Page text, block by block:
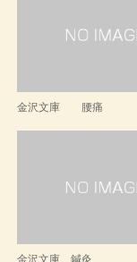
金沢文庫 腰痛